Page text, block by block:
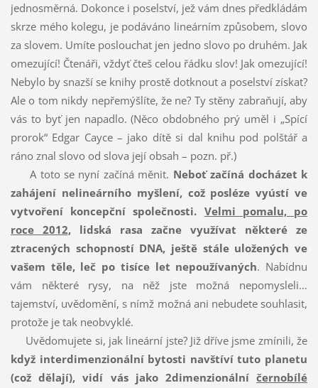
jednosměrná. Dokonce i poselství, jež vám dnes předkládám
skrze mého kolegu, je podáváno lineárním způsobem, slovo
za slovem. Umíte poslouchat jen jedno slovo po druhém. Jak
omezující! Čtenáři, vždyť čteš celou řádku slov! Jak omezující!
Nebylo by snazší se knihy prostě dotknout a poselství získat?
Ale o tom nikdy nepřemýšlíte, že ne? Ty stěny zabraňují, aby
vás to byť jen napadlo. (Něco obdobného prý uměl i „Spící
prorok“ Edgar Cayce – jako dítě si dal knihu pod polštář a
ráno znal slovo od slova její obsah – pozn. př.)
A toto se nyní začíná měnit. Neboť začíná docházet k
zahájení nelineárního myšlení, což posléze vyústí ve
vytvoření koncepční společnosti. Velmi pomalu, po
roce 2012, lidská rasa začne využívat některé ze
ztracených schopností DNA, ještě stále uložených ve
vašem těle, leč po tisíce let nepoužívaných. Nabídnu
vám některé rysy, na něž jste možná nepomysleli…
tajemství, uvědomění, s nímž možná ani nebudete souhlasit,
protože je tak neobvyklé.
Uvědomujete si, jak lineární jste? Již dříve jsme zmínili, že
když interdimenzionální bytosti navštíví tuto planetu
(což dělají), vidí vás jako 2dimenzionálníčernobílé